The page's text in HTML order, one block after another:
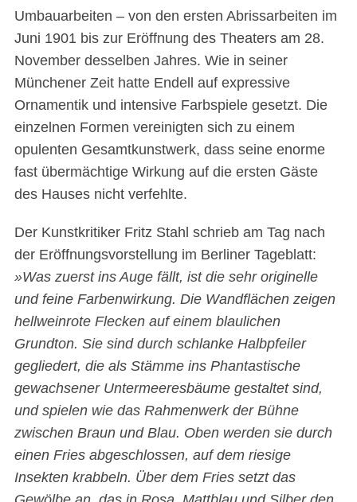
Umbauarbeiten – von den ersten Abrissarbeiten im
Juni 1901 bis zur Eröffnung des Theaters am 28.
November desselben Jahres. Wie in seiner
Münchener Zeit hatte Endell auf expressive
Ornamentik und intensive Farbspiele gesetzt. Die
einzelnen Formen vereinigten sich zu einem
opulenten Gesamtkunstwerk, dass seine enorme
fast übermächtige Wirkung auf die ersten Gäste
des Hauses nicht verfehlte.
Der Kunstkritiker Fritz Stahl schrieb am Tag nach
der Eröffnungsvorstellung im Berliner Tageblatt:
»Was zuerst ins Auge fällt, ist die sehr originelle
und feine Farbenwirkung. Die Wandflächen zeigen
hellweinrote Flecken auf einem blaulichen
Grundton. Sie sind durch schlanke Halbpfeiler
gegliedert, die als Stämme ins Phantastische
gewachsener Untermeeresbäume gestaltet sind,
und spielen wie das Rahmenwerk der Bühne
zwischen Braun und Blau. Oben werden sie durch
einen Fries abgeschlossen, auf dem riesige
Insekten krabbeln. Über dem Fries setzt das